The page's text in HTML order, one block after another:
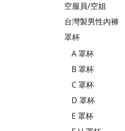
空服員/空姐
台灣製男性內褲
罩杯
A 罩杯
B 罩杯
C 罩杯
D 罩杯
E 罩杯